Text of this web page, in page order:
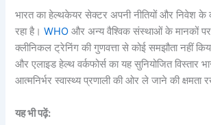
भारत का हेल्थकेयर सेक्टर अपनी नीतियों और निवेश
रहा है।WHOऔर अन्य वैश्विक संस्थाओं के मानकों
क्लीनिकल ट्रेनिंग की गुणवत्ता से कोई समझौता नहीं
और एलाइड हेल्थ वर्कफोर्स का यह सुनियोजित
आत्मनिर्भर स्वास्थ्य प्रणाली की ओर ले जाने की क्षमता
यह भी पढ़ें: